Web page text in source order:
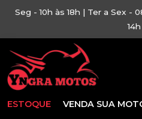
Seg - 10h às 18h | Ter a Sex -
14h
ESTOQUE VENDA SUA